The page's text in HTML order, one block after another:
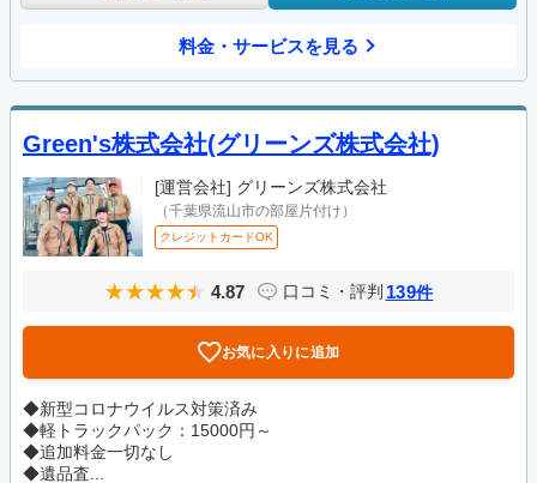
料金・サービスを見る
Green's株式会社(グリーンズ株式会社)
[運営会社] グリーンズ株式会社
（千葉県流山市の部屋片付け）
クレジットカードOK
4.87 口コミ・評判 139件
お気に入りに追加
◆新型コロナウイルス対策済み
◆軽トラックパック：15000円～
◆追加料金一切なし
◆遺品査...